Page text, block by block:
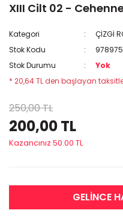
XIII Cilt 02 -
Kategori
ÇİZGİ
Stok Kodu
Stok Durumu
Yok
* 20,64 TL den başlayan
250,00 TL
200,00 TL
Kazancınız 50.00 TL
GELİNCE